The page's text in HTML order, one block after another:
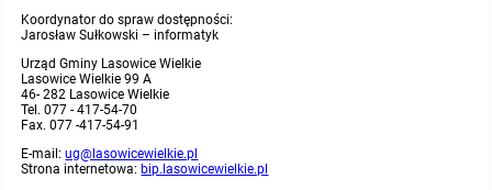
Koordynator do spraw dostępności:
Jarosław Sułkowski – informatyk
Urząd Gminy Lasowice Wielkie
Lasowice Wielkie 99 A
46- 282 Lasowice Wielkie
Tel. 077 - 417-54-70
Fax. 077 -417-54-91
E-mail:ug@lasowicewielkie.pl
Strona internetowa: bip.lasowicewielkie.pl